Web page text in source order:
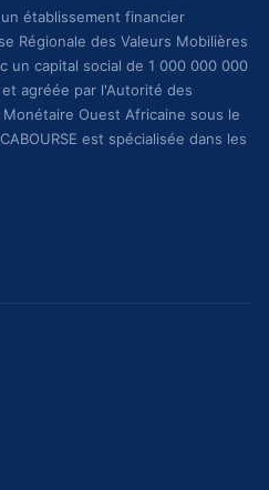
un établissement financier
Régionale des Valeurs Mobilières
un capital social de 1 000 000 000
agréée par l'Autorité des
Monétaire Ouest Africaine sous le
est spécialisée dans les